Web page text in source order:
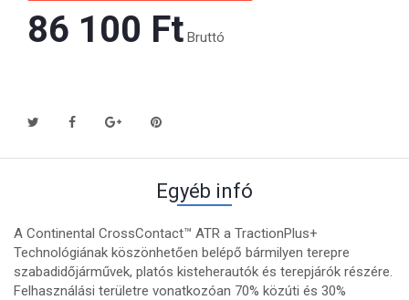
86 100 Ft‎ Bruttó
Egyéb infó
A Continental CrossContact™ ATR a TractionPlus+
Technológiának köszönhetően belépő bármilyen terepre
szabadidőjárművek, platós kisteherautók és terepjárók részére.
Felhasználási területre vonatkozóan 70% közúti és 30%